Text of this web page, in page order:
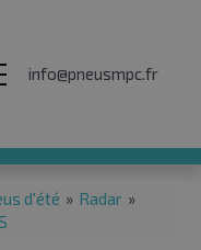
info@pneusmpc.fr
d'été » Radar »